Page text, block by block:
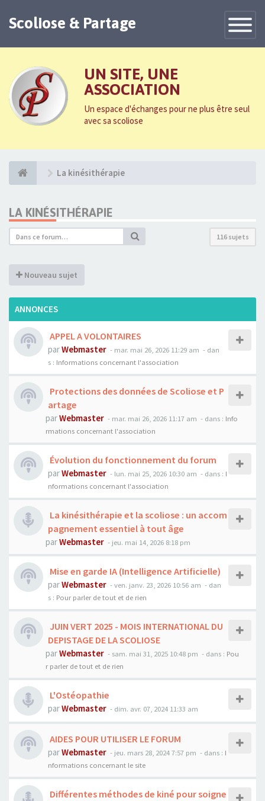
Toggle
Scoliose & Partage
UN SITE, UNE
ASSOCIATION
Un espace d'échanges pour ne plus être seul
avec sa scoliose
La kinésithérapie
LA KINÉSITHÉRAPIE
116 sujets
Nouveau sujet
ANNONCES
APPEL A VOLONTAIRES
parWebmaster - mar. mai 26, 2026 11:29 am - dan
s : Informations concernant l'association
Protections des données de Scoliose et P
artage
parWebmaster - mar. mai 26, 2026 11:17 am - dans : Info
rmations concernant l'association
Évolution du fonctionnement du forum
parWebmaster - lun. mai 25, 2026 10:30 am - dans : I
nformations concernant l'association
La kinésithérapie et la scoliose : un accom
pagnement essentiel à tout âge
parWebmaster - jeu. mai 14, 2026 8:18 pm
Mise en garde IA (Intelligence Artificielle)
parWebmaster - ven. janv. 23, 2026 10:56 am - dan
s : Pour parler de tout et de rien
JUIN VERT 2025 - MOIS INTERNATIONAL DU
DEPISTAGE DE LA SCOLIOSE
parWebmaster - sam. mai 31, 2025 10:48 pm - dans : Pou
r parler de tout et de rien
L'Ostéopathie
parWebmaster - dim. avr. 07, 2024 11:33 am
AIDES POUR UTILISER LE FORUM
parWebmaster - jeu. mars 28, 2024 7:57 pm - dans : I
nformations concernant le site
Différentes méthodes de kiné pour soigne